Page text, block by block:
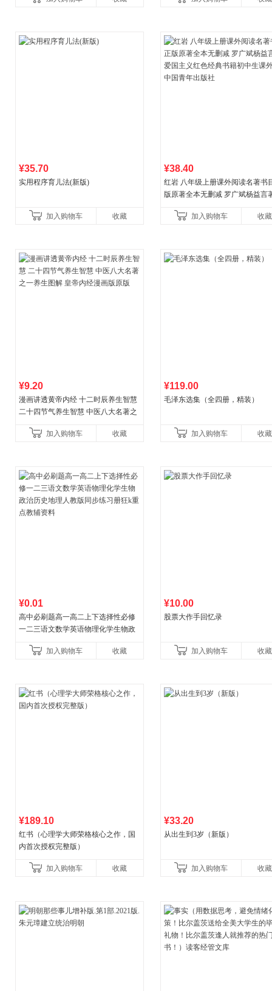
¥35.70
实用程序育儿法(新版)
加入购物车 收藏
¥38.40
红岩 八年级上册课外阅读名著书
版原著全本无删减 罗广斌杨益言
国青年出版社加入购物车 收藏
¥9.20
漫画讲透黄帝内经 十二时辰养生智慧
二十四节气养生智慧 中医八大名著之
加入购物车
收藏
¥119.00
毛泽东选集（全四册，精装）
加入购物车 收藏
¥0.01
高中必刷题高一高二上下选择性必修
一二三语文数学英语物理化学生物政
教辅资料加入购物车 收藏
¥10.00
股票大作手回忆录
加入购物车 收藏
¥189.10
红书（心理学大师荣格核心之作，国
内首次授权完整版）
加入购物车 收藏
¥33.20
从出生到3岁（新版）
加入购物车 收藏